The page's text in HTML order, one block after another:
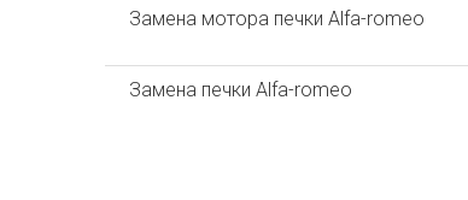
Замена мотора печки Alfa-romeo
Замена печки Alfa-romeo